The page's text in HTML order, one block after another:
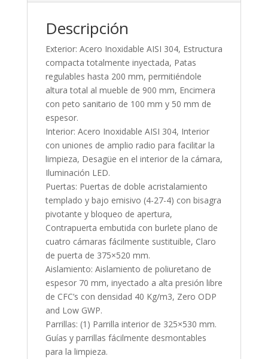
Descripción
Exterior: Acero Inoxidable AISI 304, Estructura
compacta totalmente inyectada, Patas
regulables hasta 200 mm, permitiéndole
altura total al mueble de 900 mm, Encimera
con peto sanitario de 100 mm y 50 mm de
espesor.
Interior: Acero Inoxidable AISI 304, Interior
con uniones de amplio radio para facilitar la
limpieza, Desagüe en el interior de la cámara,
Iluminación LED.
Puertas: Puertas de doble acristalamiento
templado y bajo emisivo (4-27-4) con bisagra
pivotante y bloqueo de apertura,
Contrapuerta embutida con burlete plano de
cuatro cámaras fácilmente sustituible, Claro
de puerta de 375×520 mm.
Aislamiento: Aislamiento de poliuretano de
espesor 70 mm, inyectado a alta presión libre
de CFC’s con densidad 40 Kg/m3, Zero ODP
and Low GWP.
Parrillas: (1) Parrilla interior de 325×530 mm.
Guías y parrillas fácilmente desmontables
para la limpieza.